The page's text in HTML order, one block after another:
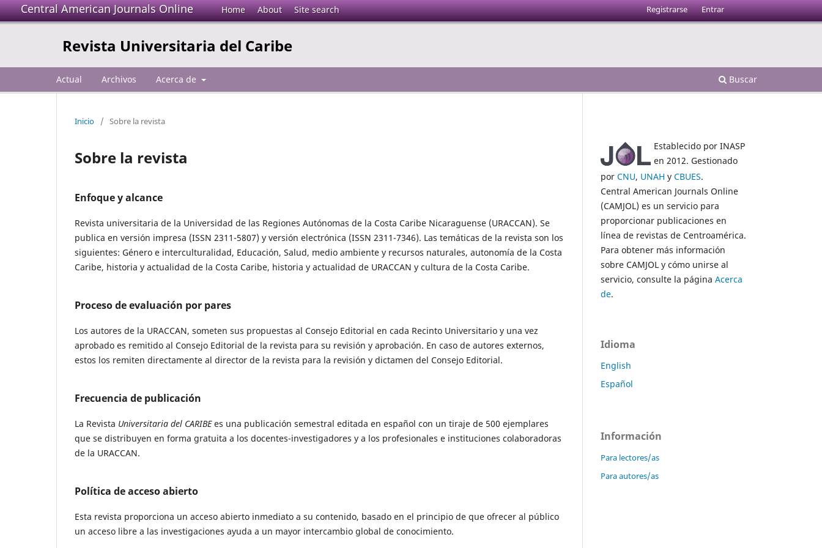
Central American Journals Online Home About Site search
Revista Universitaria del Caribe
Actual Archivos Acerca de Buscar
Registrarse Entrar
Inicio / Sobre la revista
Sobre la revista
Enfoque y alcance
Revista universitaria de la Universidad de las Regiones Autónomas de la Costa Caribe Nicaraguense (URACCAN). Se
publica en versión impresa (ISSN 2311-5807) y versión electrónica (ISSN 2311-7346). Las temáticas de la revista son los
siguientes: Género e interculturalidad, Educación, Salud, medio ambiente y recursos naturales, autonomía de la Costa
Caribe, historia y actualidad de la Costa Caribe, historia y actualidad de URACCAN y cultura de la Costa Caribe.
Proceso de evaluación por pares
Los autores de la URACCAN, someten sus propuestas al Consejo Editorial en cada Recinto Universitario y una vez
aprobado es remitido al Consejo Editorial de la revista para su revisión y aprobación. En caso de autores externos,
estos los remiten directamente al director de la revista para la revisión y dictamen del Consejo Editorial.
Frecuencia de publicación
La Revista Universitaria del CARIBEes una publicación semestral editada en español con un tiraje de 500 ejemplares
que se distribuyen en forma gratuita a los docentes-investigadores y a los profesionales e instituciones colaboradoras
de la URACCAN.
Política de acceso abierto
Esta revista proporciona un acceso abierto inmediato a su contenido, basado en el principio de que ofrecer al público
un acceso libre a las investigaciones ayuda a un mayor intercambio global de conocimiento.
Establecido por INASP
en 2012. Gestionado
por CNU, UNAH y CBUES.
Central American Journals Online
(CAMJOL) es un servicio para
proporcionar publicaciones en
línea de revistas de Centroamérica.
Para obtener más información
sobre CAMJOL y cómo unirse al
servicio, consulte la página Acerca
de.
Idioma
English
Español
Información
Para lectores/as
Para autores/as